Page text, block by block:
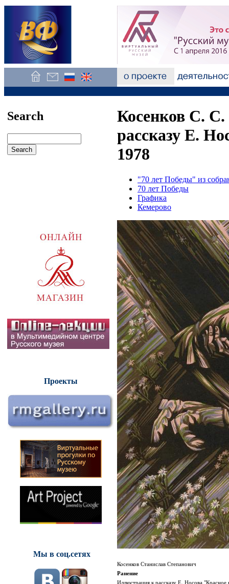
Search
Проекты
Мы в соц.сетях
Косенков С.
рассказу Е.
1978
"70 лет Победы" из
70 лет Победы
Графика
Кемерово
Косенков Станислав Степанович
Ранение
Иллюстрация к рассказу Е. Носова